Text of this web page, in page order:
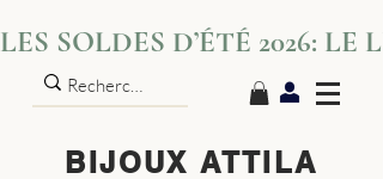
BIJOUX ATTILA
LES SOLDES D’ÉTÉ 2026: